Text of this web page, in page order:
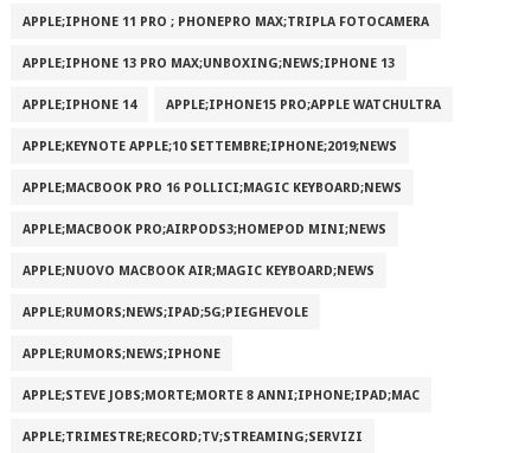
APPLE;IPHONE 11 PRO ; PHONEPRO MAX;TRIPLA FOTOCAMERA
APPLE;IPHONE 13 PRO MAX;UNBOXING;NEWS;IPHONE 13
APPLE;IPHONE 14 APPLE;IPHONE15 PRO;APPLE WATCHULTRA
APPLE;KEYNOTE APPLE;10 SETTEMBRE;IPHONE;2019;NEWS
APPLE;MACBOOK PRO 16 POLLICI;MAGIC KEYBOARD;NEWS
APPLE;MACBOOK PRO;AIRPODS3;HOMEPOD MINI;NEWS
APPLE;NUOVO MACBOOK AIR;MAGIC KEYBOARD;NEWS
APPLE;RUMORS;NEWS;IPAD;5G;PIEGHEVOLE
APPLE;RUMORS;NEWS;IPHONE
APPLE;STEVE JOBS;MORTE;MORTE 8 ANNI;IPHONE;IPAD;MAC
APPLE;TRIMESTRE;RECORD;TV;STREAMING;SERVIZI